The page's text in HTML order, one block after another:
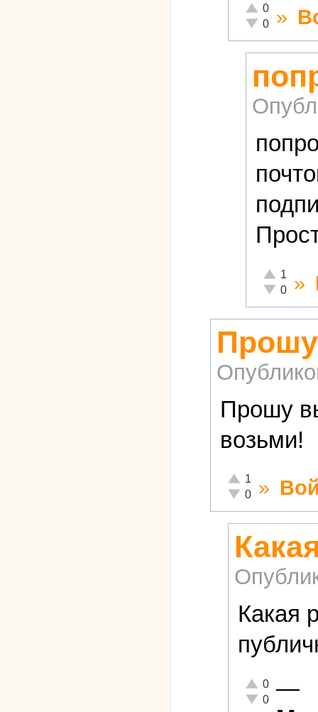
Отлично!
0
Неадекватно!
0 »
Отлично!
1
0 »
Прошу
Прошу
возьми!
Отлично!
1
Неадекватно!
0 »
Какая
Отлично!
0
Неадекватно!
0 —